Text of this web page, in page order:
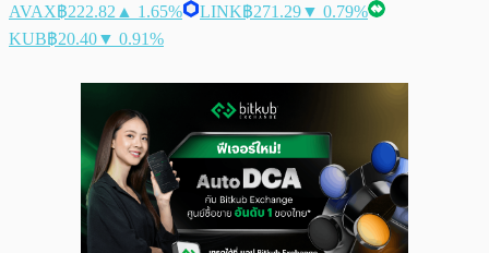
AVAX฿222.82 ▲ 1.65% LINK฿271.29▼ 0.79%
KUB฿20.40▼ 0.91%